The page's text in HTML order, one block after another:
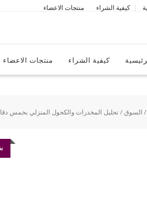
كيفية الشراء منتجات الاعضاء
كيفية الشراء منتجات الاعضاء
/ السوق/ تحليل المخدرات والكحول المنزلي بخمس